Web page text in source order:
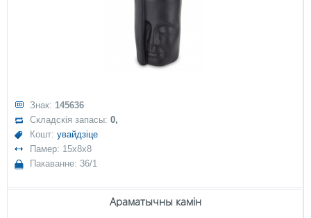
Знак: 145636
Складскія запасы:0,
Кошт:увайдзіце
Памер: 15x8x8
Пакаванне: 36/1
Араматычны камін